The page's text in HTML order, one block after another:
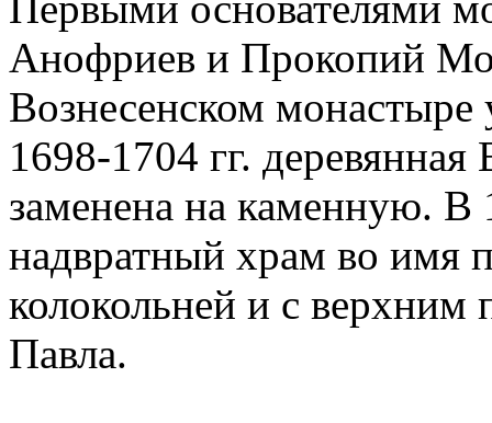
Анофриев и Прокопий
Вознесенском монастыре
1698-1704 гг.
заменена на каменную. В
надвратный храм во имя
колокольней и с верхним
Павла.